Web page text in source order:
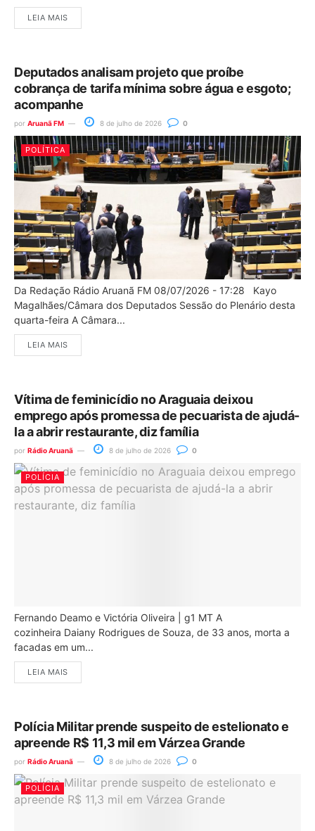
LEIA MAIS
Deputados analisam projeto que proíbe
cobrança de tarifa mínima sobre água e esgoto;
acompanhe
por Aruanã FM 8 de julho de 2026 0
POLÍTICA
Da Redação Rádio Aruanã FM 08/07/2026 - 17:28 Kayo
Magalhães/Câmara dos Deputados Sessão do Plenário desta
quarta-feira A Câmara...
LEIA MAIS
Vítima de feminicídio no Araguaia deixou
emprego após promessa de pecuarista de ajudá-
la a abrir restaurante, diz família
por Rádio Aruanã 8 de julho de 2026 0
POLÍCIA
Fernando Deamo e Victória Oliveira | g1 MT A
cozinheira Daiany Rodrigues de Souza, de 33 anos, morta a
facadas em um...
LEIA MAIS
Polícia Militar prende suspeito de estelionato e
apreende R$ 11,3 mil em Várzea Grande
por Rádio Aruanã 8 de julho de 2026 0
POLÍCIA